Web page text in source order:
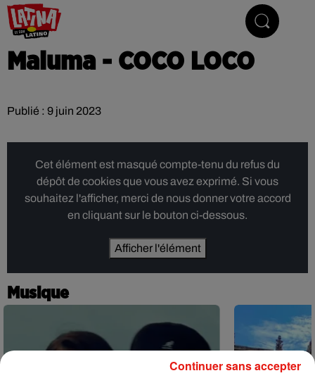
Maluma - COCO LOCO
Publié : 9 juin 2023
Cet élément est masqué compte-tenu du refus du
dépôt de cookies que vous avez exprimé. Si vous
souhaitez l'afficher, merci de nous donner votre accord
en cliquant sur le bouton ci-dessous.
Afficher l'élément
Musique
Continuer sans accepter